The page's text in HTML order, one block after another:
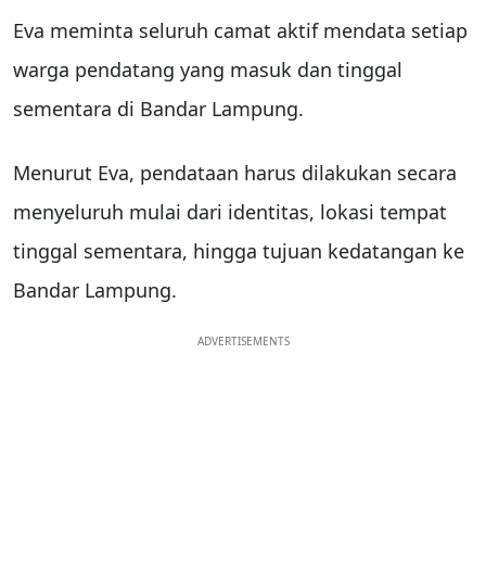
Eva meminta seluruh camat aktif mendata setiap
warga pendatang yang masuk dan tinggal
sementara di Bandar Lampung.
Menurut Eva, pendataan harus dilakukan secara
menyeluruh mulai dari identitas, lokasi tempat
tinggal sementara, hingga tujuan kedatangan ke
Bandar Lampung.
ADVERTISEMENTS